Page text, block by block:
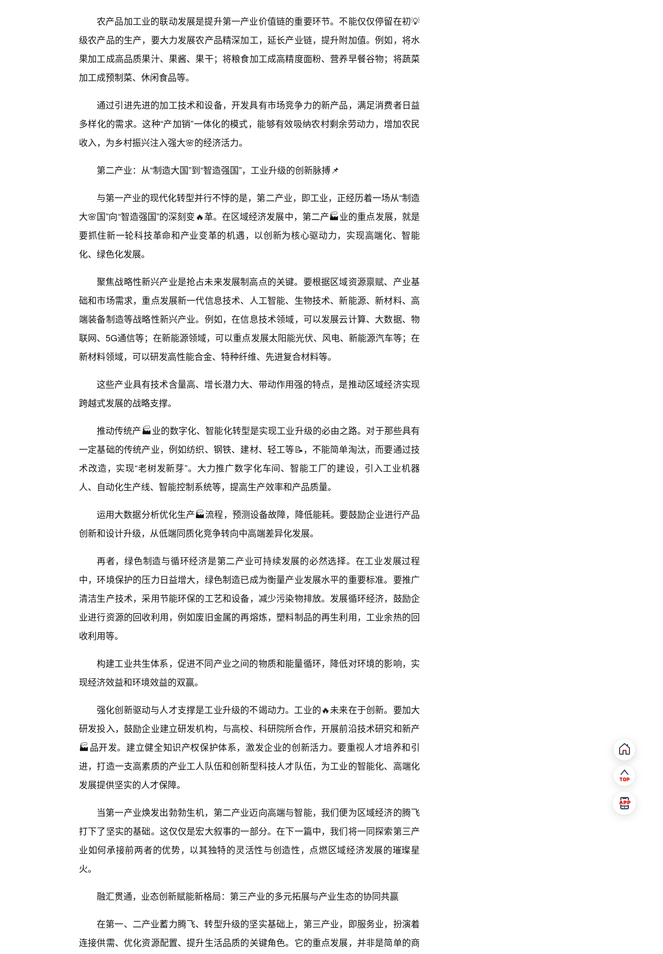
农产品加工业的联动发展是提升第一产业价值链的重要环节。不能仅仅停留在初💡
级农产品的生产，要大力发展农产品精深加工，延长产业链，提升附加值。例如，将水
果加工成高品质果汁、果酱、果干；将粮食加工成高精度面粉、营养早餐谷物；将蔬菜
加工成预制菜、休闲食品等。
通过引进先进的加工技术和设备，开发具有市场竞争力的新产品，满足消费者日益
多样化的需求。这种“产加销”一体化的模式，能够有效吸纳农村剩余劳动力，增加农民
收入，为乡村振兴注入强大🌸的经济活力。
第二产业：从“制造大国”到“智造强国”，工业升级的创新脉搏📌
与第一产业的现代化转型并行不悖的是，第二产业，即工业，正经历着一场从“制造
大🌸国”向“智造强国”的深刻变🔥革。在区域经济发展中，第二产🏭业的重点发展，就是
要抓住新一轮科技革命和产业变革的机遇，以创新为核心驱动力，实现高端化、智能
化、绿色化发展。
聚焦战略性新兴产业是抢占未来发展制高点的关键。要根据区域资源禀赋、产业基
础和市场需求，重点发展新一代信息技术、人工智能、生物技术、新能源、新材料、高
端装备制造等战略性新兴产业。例如，在信息技术领域，可以发展云计算、大数据、物
联网、5G通信等；在新能源领域，可以重点发展太阳能光伏、风电、新能源汽车等；在
新材料领域，可以研发高性能合金、特种纤维、先进复合材料等。
这些产业具有技术含量高、增长潜力大、带动作用强的特点，是推动区域经济实现
跨越式发展的战略支撑。
推动传统产🏭业的数字化、智能化转型是实现工业升级的必由之路。对于那些具有
一定基础的传统产业，例如纺织、钢铁、建材、轻工等📝，不能简单淘汰，而要通过技
术改造，实现“老树发新芽”。大力推广数字化车间、智能工厂的建设，引入工业机器
人、自动化生产线、智能控制系统等，提高生产效率和产品质量。
运用大数据分析优化生产🏭流程，预测设备故障，降低能耗。要鼓励企业进行产品
创新和设计升级，从低端同质化竞争转向中高端差异化发展。
再者，绿色制造与循环经济是第二产业可持续发展的必然选择。在工业发展过程
中，环境保护的压力日益增大，绿色制造已成为衡量产业发展水平的重要标准。要推广
清洁生产技术，采用节能环保的工艺和设备，减少污染物排放。发展循环经济，鼓励企
业进行资源的回收利用，例如废旧金属的再熔炼，塑料制品的再生利用，工业余热的回
收利用等。
构建工业共生体系，促进不同产业之间的物质和能量循环，降低对环境的影响，实
现经济效益和环境效益的双赢。
强化创新驱动与人才支撑是工业升级的不竭动力。工业的🔥未来在于创新。要加大
研发投入，鼓励企业建立研发机构，与高校、科研院所合作，开展前沿技术研究和新产
🏭品开发。建立健全知识产权保护体系，激发企业的创新活力。要重视人才培养和引
进，打造一支高素质的产业工人队伍和创新型科技人才队伍，为工业的智能化、高端化
发展提供坚实的人才保障。
当第一产业焕发出勃勃生机，第二产业迈向高端与智能，我们便为区域经济的腾飞
打下了坚实的基础。这仅仅是宏大叙事的一部分。在下一篇中，我们将一同探索第三产
业如何承接前两者的优势，以其独特的灵活性与创造性，点燃区域经济发展的璀璨星
火。
融汇贯通，业态创新赋能新格局：第三产业的多元拓展与产业生态的协同共赢
在第一、二产业蓄力腾飞、转型升级的坚实基础上，第三产业，即服务业，扮演着
连接供需、优化资源配置、提升生活品质的关键角色。它的重点发展，并非是简单的商